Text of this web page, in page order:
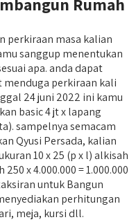
Rumah
perkiraan masa kalian
sanggup menentukan
apa. anda dapat
perkiraan kali
24 juni 2022 ini kamu
basic 4 jt x lapang
sampelnya semacam
Qyusi Persada, kalian
10 x 25 (p x l) alkisah
x 4.000.000 = 1.000.000
untuk Bangun
perhitungan
meja, kursi dll.